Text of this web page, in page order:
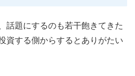
話題にするのも若干飽きてきた
資する側からするとありがたい